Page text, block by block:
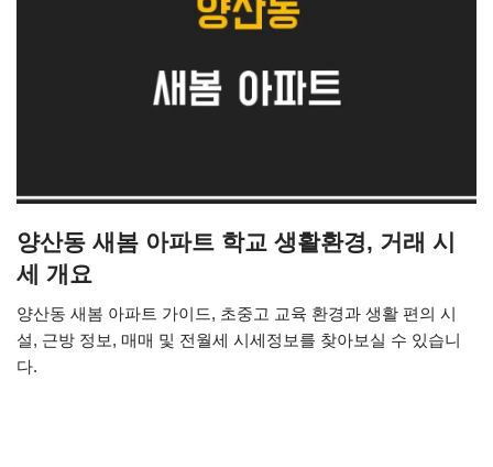
양산동 새봄 아파트 학교 생활환경, 거래 시
세 개요
양산동 새봄 아파트 가이드, 초중고 교육 환경과 생활 편의 시
설, 근방 정보, 매매 및 전월세 시세정보를 찾아보실 수 있습니
다.